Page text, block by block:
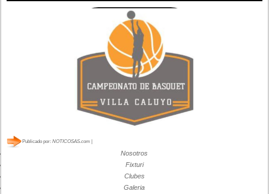
Publicado por:NOTICOSAS.com
Nosotros
Fixturi
Clubes
Galeria